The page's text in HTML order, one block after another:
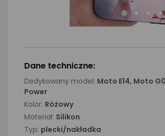
Dane techniczne:
Dedykowany model: Moto E14, Moto
Power
Kolor: Różowy
Materiał: Silikon
Typ: plecki/nakładka